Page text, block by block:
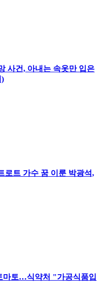
사건, 아내는 속옷만 입은
)
로트 가수 꿈 이룬 박광석,
마토…식약처 "가공식품입